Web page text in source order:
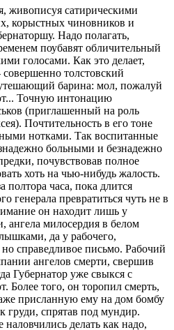
живописуя сатирическими
корыстных чиновников и
Надо полагать,
поубавят обличительный
голосами. Как это делает,
толстовский
барина: мол, пожалуй
Точную интонацию
(приглашенный на роль
Почтительность в его тоне
нотками. Так воспитанные
больными и безнадежно
почувствовав полное
хоть на чью-нибудь жалость.
полтора часа, пока длится
генерала превратиться чуть не в
он находит лишь у
ангела милосердия в белом
да у рабочего,
справедливое письмо. Рабочий
ангелов смерти, свершив
Губернатор уже свыкся с
Более того, он торопил смерть,
присланную ему на дом бомбу
спрятав под мундир.
делать как надо,